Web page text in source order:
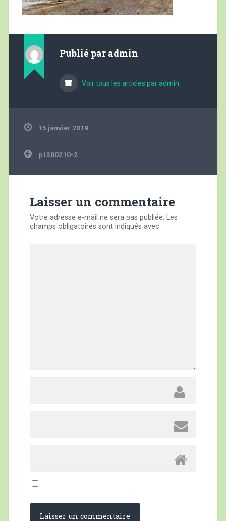
Publié par admin
Voir tous les articles par admin
15 janvier 2019
Navigation
de
p1300210-2
Laisser un commentaire
Votre adresse e-mail ne sera pas publiée. Les
champs obligatoires sont indiqués avec